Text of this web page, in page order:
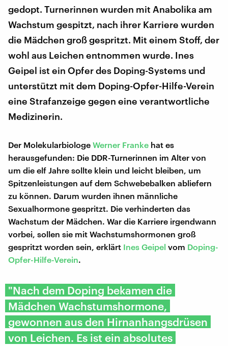
gedopt. Turnerinnen wurden mit Anabolika am
Wachstum gespitzt, nach ihrer Karriere wurden
die Mädchen groß gespritzt. Mit einem Stoff, der
wohl aus Leichen entnommen wurde. Ines
Geipel ist ein Opfer des Doping-Systems und
unterstützt mit dem Doping-Opfer-Hilfe-Verein
eine Strafanzeige gegen eine verantwortliche
Medizinerin.
Der Molekularbiologe Werner Franke hat es
herausgefunden: Die DDR-Turnerinnen im Alter von
um die elf Jahre sollte klein und leicht bleiben, um
Spitzenleistungen auf dem Schwebebalken abliefern
zu können. Darum wurden ihnen männliche
Sexualhormone gespritzt. Die verhinderten das
Wachstum der Mädchen. War die Karriere irgendwann
vorbei, sollen sie mit Wachstumshormonen groß
gespritzt worden sein, erklärt Ines Geipel vom Doping-
Opfer-Hilfe-Verein.
"Nach dem Doping bekamen die
Mädchen Wachstumshormone,
gewonnen aus den Hirnanhangsdrüsen
von Leichen. Es ist ein absolutes